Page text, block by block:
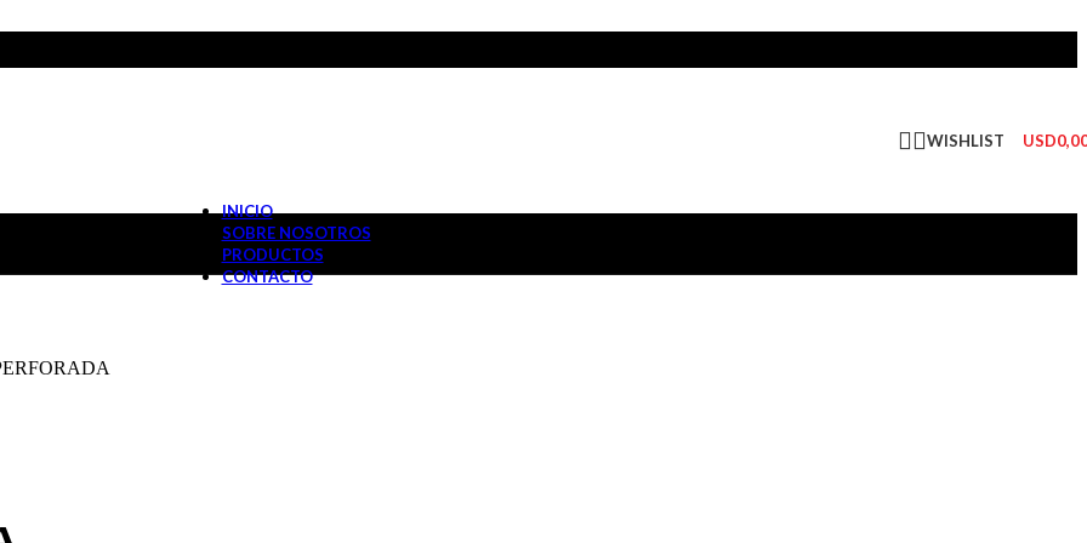
WISHLIST USD
INICIO
SOBRE NOSOTROS
PRODUCTOS
CONTACTO